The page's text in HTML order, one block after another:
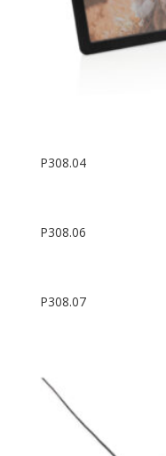
P308.04
P308.06
P308.07